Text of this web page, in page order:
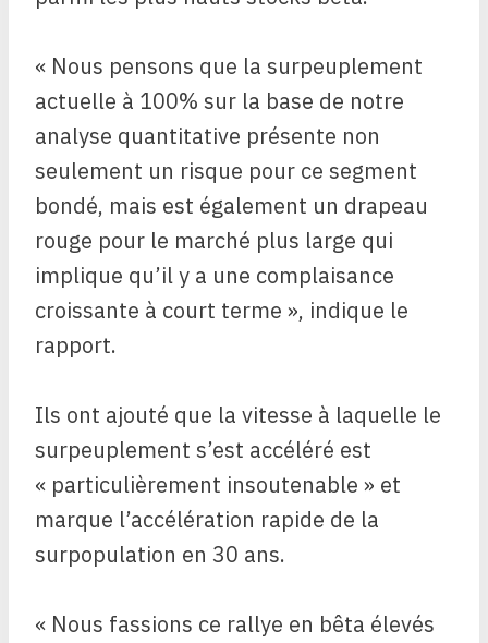
« Nous pensons que la surpeuplement
actuelle à 100% sur la base de notre
analyse quantitative présente non
seulement un risque pour ce segment
bondé, mais est également un drapeau
rouge pour le marché plus large qui
implique qu’il y a une complaisance
croissante à court terme », indique le
rapport.
Ils ont ajouté que la vitesse à laquelle le
surpeuplement s’est accéléré est
« particulièrement insoutenable » et
marque l’accélération rapide de la
surpopulation en 30 ans.
« Nous fassions ce rallye en bêta élevés